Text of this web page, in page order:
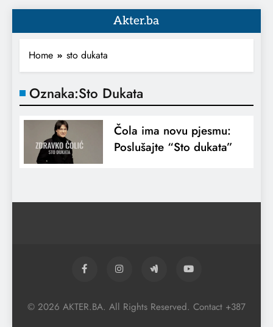
Akter.ba
Home sto dukata
Oznaka:Sto Dukata
Čola ima novu pjesmu:
Poslušajte “Sto dukata”
© 2026 AKTER.BA. All Rights Reserved. Contact +387